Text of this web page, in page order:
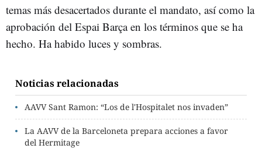
temas más desacertados durante el mandato, así como la
aprobación del Espai Barça en los términos que se ha
hecho. Ha habido luces y sombras.
Noticias relacionadas
AAVV Sant Ramon: “Los de l'Hospitalet nos invaden”
La AAVV de la Barceloneta prepara acciones a favor
del Hermitage